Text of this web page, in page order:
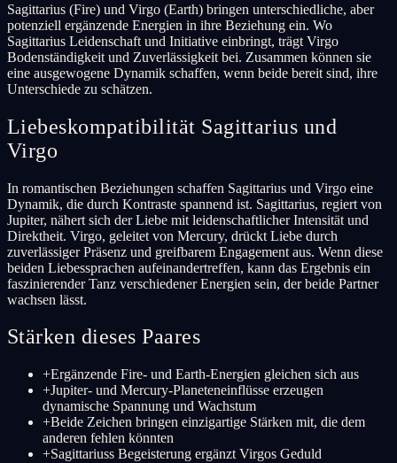
Sagittarius (Fire) und Virgo (Earth) bringen unterschiedliche, aber
potenziell ergänzende Energien in ihre Beziehung ein. Wo
Sagittarius Leidenschaft und Initiative einbringt, trägt Virgo
Bodenständigkeit und Zuverlässigkeit bei. Zusammen können sie
eine ausgewogene Dynamik schaffen, wenn beide bereit sind, ihre
Unterschiede zu schätzen.
Liebeskompatibilität Sagittarius und
Virgo
In romantischen Beziehungen schaffen Sagittarius und Virgo eine
Dynamik, die durch Kontraste spannend ist. Sagittarius, regiert von
Jupiter, nähert sich der Liebe mit leidenschaftlicher Intensität und
Direktheit. Virgo, geleitet von Mercury, drückt Liebe durch
zuverlässiger Präsenz und greifbarem Engagement aus. Wenn diese
beiden Liebessprachen aufeinandertreffen, kann das Ergebnis ein
faszinierender Tanz verschiedener Energien sein, der beide Partner
wachsen lässt.
Stärken dieses Paares
+Ergänzende Fire- und Earth-Energien gleichen sich aus
+Jupiter- und Mercury-Planeteneinflüsse erzeugen
dynamische Spannung und Wachstum
+Beide Zeichen bringen einzigartige Stärken mit, die dem
anderen fehlen könnten
+Sagittariuss Begeisterung ergänzt Virgos Geduld